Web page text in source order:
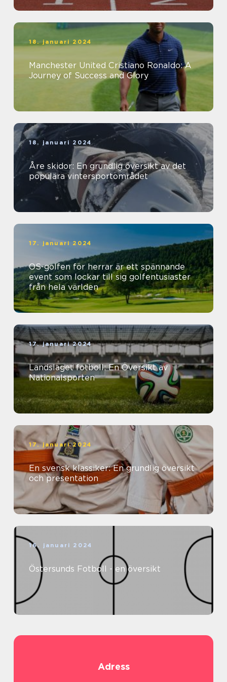
18. januari 2024
Manchester United Cristiano Ronaldo: A
Journey of Success and Glory
18. januari 2024
Åre skidor: En grundlig översikt av det
populära vintersportområdet
17. januari 2024
OS-golfen för herrar är ett spännande
event som lockar till sig golfentusiaster
från hela världen
17. januari 2024
Landslaget fotboll: En Översikt av
Nationalsporten
17. januari 2024
En svensk klassiker: En grundlig översikt
och presentation
16. januari 2024
Östersunds Fotboll - en översikt
Adress